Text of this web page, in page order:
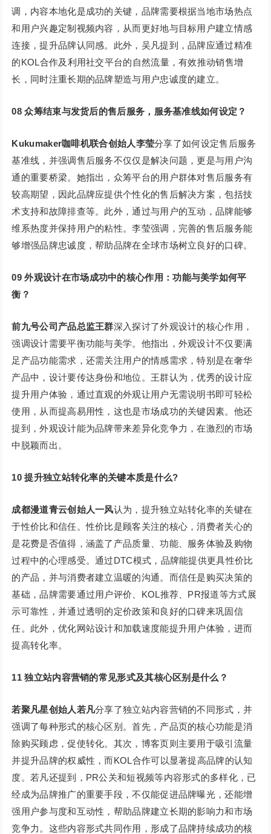
调，内容本地化是成功的关键，品牌需要根据当地市场热点
和用户兴趣定制视频内容，从而更好地与目标用户建立情感
连接，提升品牌认同感。此外，吴凡提到，品牌应通过精准
的KOL合作及利用社交平台的自然流量，有效推动销售增
长，同时注重长期的品牌塑造与用户忠诚度的建立。
08 众筹结束与发货后的售后服务，服务基准线如何设定？
Kukumaker咖啡机联合创始人李莹分享了如何设定售后服务
基准线，并强调售后服务不仅仅是解决问题，更是与用户沟
通的重要桥梁。她指出，众筹平台的用户群体对售后服务有
较高期望，因此品牌应提供个性化的售后解决方案，包括技
术支持和故障排查等。此外，通过与用户的互动，品牌能够
维系热度并保持用户的粘性。李莹强调，完善的售后服务能
够增强品牌忠诚度，帮助品牌在全球市场树立良好的口碑。
09 外观设计在市场成功中的核心作用：功能与美学如何平
衡？
前九号公司产品总监王群深入探讨了外观设计的核心作用，
强调设计需要平衡功能与美学。他指出，外观设计不仅要满
足产品功能需求，还需关注用户的情感需求，特别是在奢华
产品中，设计要传达身份和地位。王群认为，优秀的设计应
提升用户体验，通过直观的外观让用户无需说明书即可轻松
使用，从而提高易用性，这也是市场成功的关键因素。他还
提到，外观设计能为品牌带来差异化竞争力，在激烈的市场
中脱颖而出。
10 提升独立站转化率的关键本质是什么?
成都漫道青云创始人一风认为，提升独立站转化率的关键在
于性价比和信任。性价比是顾客关注的核心，消费者关心的
是花费是否值得，涵盖了产品质量、功能、服务体验及购物
过程中的心理感受。通过DTC模式，品牌能提供更具性价比
的产品，并与消费者建立温暖的沟通。而信任是购买决策的
基础，品牌需要通过用户评价、KOL推荐、PR报道等方式展
示可靠性，并通过透明的定价政策和良好的口碑来巩固信
任。此外，优化网站设计和加载速度能提升用户体验，进而
提高转化率。
11独立站内容营销的常见形式及其核心区别是什么？
若聚凡星创始人若凡分享了独立站内容营销的不同形式，并
强调了每种形式的核心区别。首先，产品页的核心功能是消
除购买顾虑，促使转化。其次，博客页则主要用于吸引流量
并提升品牌的权威性，而KOL合作可以显著提高品牌的认知
度。若凡还提到，PR公关和短视频等内容形式的多样化，已
经成为品牌推广的重要手段，不仅能促进品牌曝光，还能增
强用户参与度和互动性，帮助品牌建立长期的影响力和市场
竞争力。这些内容形式共同作用，形成了品牌持续成功的核